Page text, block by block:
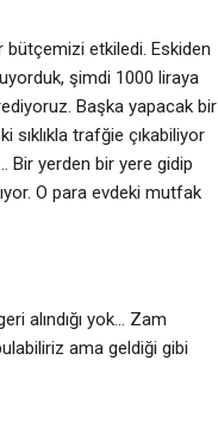
bütçemizi etkiledi. Eskiden
şimdi 1000 liraya
Başka yapacak bir
sıklıkla trafğie çıkabiliyor
Bir yerden bir yere gidip
O para evdeki mutfak
alındığı yok… Zam
ama geldiği gibi